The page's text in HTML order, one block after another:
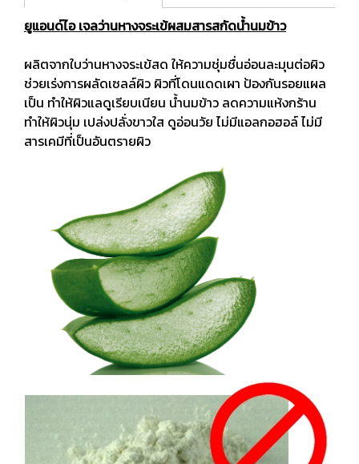
ยูแอนด์ไอ เจลว่านหางจระเข้ผสมสารสกัดน้ำนมข้าว
ผลิตจากใบว่านหางจระเข้สด ให้ความชุ่มชื่นอ่อนละมุนต่อผิว
ช่วยเร่งการผลัดเซลล์ผิว ผิวที่โดนแดดเผา ป้องกันรอยแผล
เป็น ทำให้ผิวแลดูเรียบเนียน น้ำนมข้าว ลดความแห้งกร้าน
ทำให้ผิวนุ่ม เปล่งปลั่งขาวใส ดูอ่อนวัย ไม่มีแอลกอฮอล์ ไม่มี
สารเคมีที่เป็นอันตรายผิว